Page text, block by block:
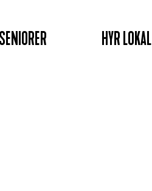
HYR LOKAL